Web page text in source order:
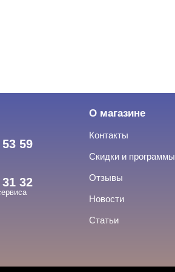
59
32
О магазине
Контакты
Скидки и программы
Отзывы
Новости
Статьи